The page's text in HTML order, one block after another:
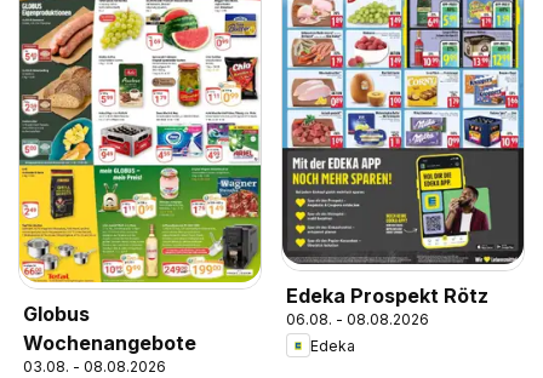
Globus
Wochenangebote
03.08. - 08.08.2026
Edeka Prospekt Rötz
06.08. - 08.08.2026
Edeka